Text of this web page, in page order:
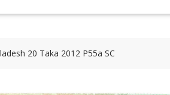
20 Taka 2012 P55a SC